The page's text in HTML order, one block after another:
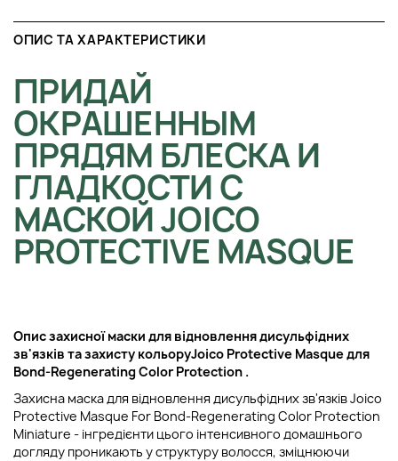
ОПИС ТА ХАРАКТЕРИСТИКИ
ПРИДАЙ
ОКРАШЕННЫМ
ПРЯДЯМ БЛЕСКА И
ГЛАДКОСТИ С
МАСКОЙ JOICO
PROTECTIVE MASQUE
Опис захисної маски для відновлення дисульфідних
зв'язків та захисту кольоруJoico Protective Masque для
Bond-Regenerating Color Protection .
Захисна маска для відновлення дисульфідних зв'язків Joico
Protective Masque For Bond-Regenerating Color Protection
Miniature - інгредієнти цього інтенсивного домашнього
догляду проникають у структуру волосся, зміцнюючи